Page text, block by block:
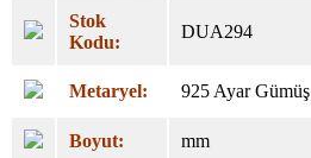
Stok
Kodu:
DUA294
Metaryel: 925 Ayar Gümüş
Boyut: mm